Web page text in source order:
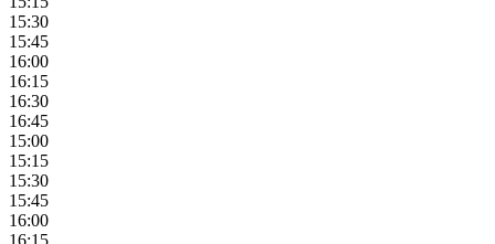
15:30
15:45
16:00
16:15
16:30
16:45
15:00
15:15
15:30
15:45
16:00
16:15